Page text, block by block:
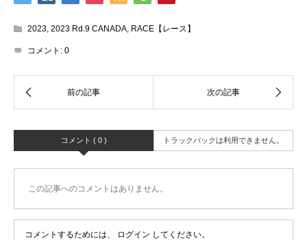
2023, 2023 Rd.9 CANADA, RACE【レース】
コメント: 0
コメント ( 0 ) トラックバックは利用できません。
この記事へのコメントはありません。
コメントするためには、 ログイン してください。